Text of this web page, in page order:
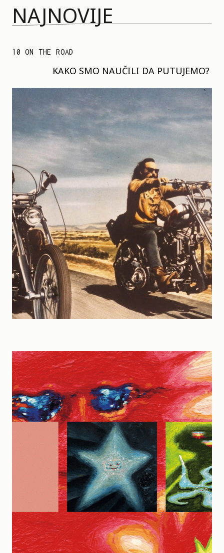
NAJNOVIJE
10 ON THE ROAD
KAKO SMO NAUČILI DA PUTUJEMO?